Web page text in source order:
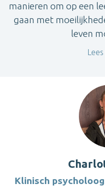
manieren om op een
gaan met
leven
Klinisch